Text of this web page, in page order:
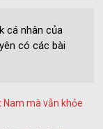
cá nhân của
có các bài
Nam mà vẫn khỏe